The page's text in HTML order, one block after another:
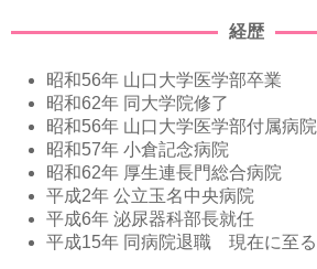
経歴
昭和56年 山口大学医学部卒業
昭和62年 同大学院修了
昭和56年 山口大学医学部付属病院
昭和57年 小倉記念病院
昭和62年 厚生連長門総合病院
平成2年 公立玉名中央病院
平成6年 泌尿器科部長就任
平成15年 同病院退職 現在に至る